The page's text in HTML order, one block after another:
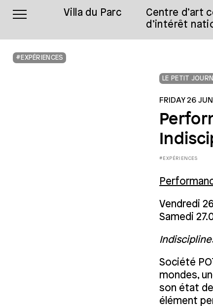
Villa du Parc
Centre d’art
d’intérêt
#EXPÉRIENCES
LE PETIT
FRIDAY 26
#EXPÉRIENCES
Vendredi
Samedi
Société
mondes,
son état
élément